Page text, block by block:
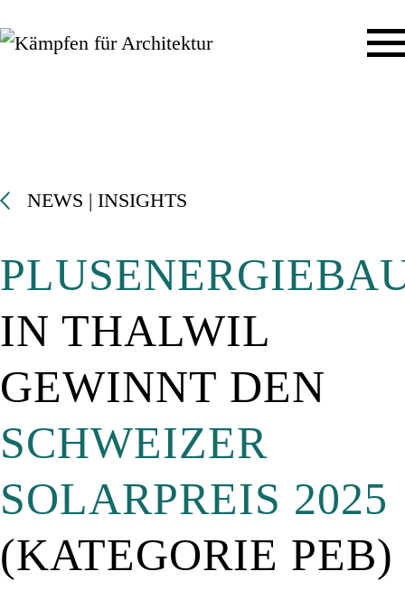
NEWS | INSIGHTS
IN THALWIL
GEWINNT DEN
SCHWEIZER
SOLARPREIS 2025
(KATEGORIE PEB)